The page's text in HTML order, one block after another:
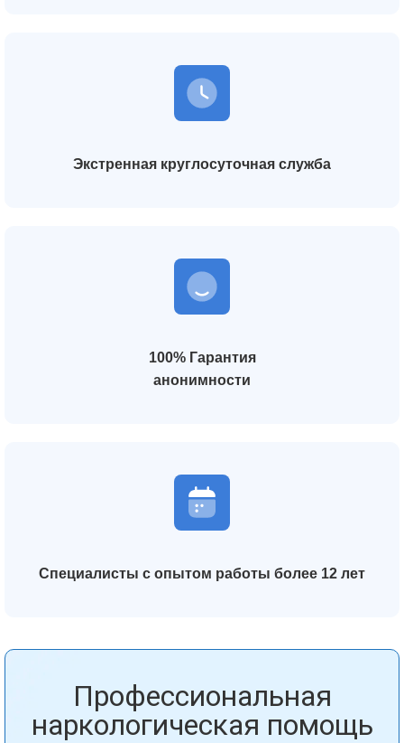
Экстренная круглосуточная служба
100% Гарантия
анонимности
Специалисты с опытом работы более 12 лет
Профессиональная
наркологическая помощь